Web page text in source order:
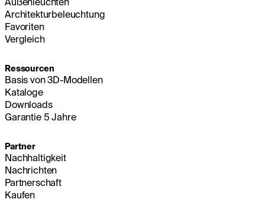
Architekturbeleuchtung
Favoriten
Vergleich
Ressourcen
Basis von 3D-Modellen
Kataloge
Downloads
Garantie 5 Jahre
Partner
Nachhaltigkeit
Nachrichten
Partnerschaft
Kaufen